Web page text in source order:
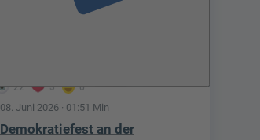
22 3 0
08. Juni 2026· 01:51 Min
Demokratiefest an der